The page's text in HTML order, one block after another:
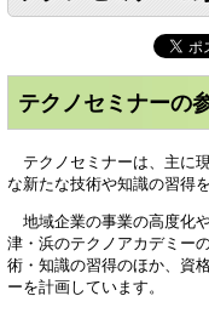
テクノセミナーの
テクノセミナーは、主に
な新たな技術や知識の習得
地域企業の事業の高度化
津・浜のテクノアカデミー
術・知識の習得のほか、資
ーを計画しています。